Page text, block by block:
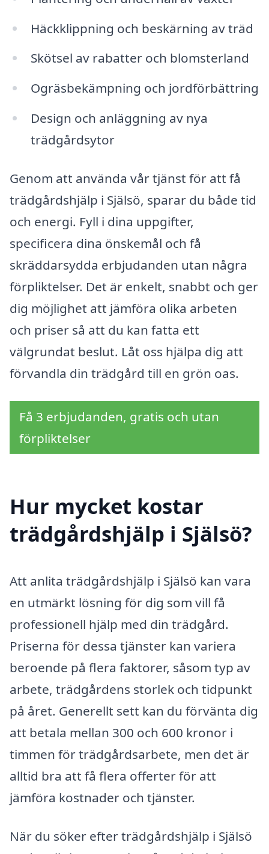
Häckklippning och beskärning av träd
Skötsel av rabatter och blomsterland
Ogräsbekämpning och jordförbättring
Design och anläggning av nya
trädgårdsytor
Genom att använda vår tjänst för att få
trädgårdshjälp i Själsö, sparar du både tid
och energi. Fyll i dina uppgifter,
specificera dina önskemål och få
skräddarsydda erbjudanden utan några
förpliktelser. Det är enkelt, snabbt och ger
dig möjlighet att jämföra olika arbeten
och priser så att du kan fatta ett
välgrundat beslut. Låt oss hjälpa dig att
förvandla din trädgård till en grön oas.
Få 3 erbjudanden, gratis och utan
förpliktelser
Hur mycket kostar
trädgårdshjälp i Själsö?
Att anlita trädgårdshjälp i Själsö kan vara
en utmärkt lösning för dig som vill få
professionell hjälp med din trädgård.
Priserna för dessa tjänster kan variera
beroende på flera faktorer, såsom typ av
arbete, trädgårdens storlek och tidpunkt
på året. Generellt sett kan du förvänta dig
att betala mellan 300 och 600 kronor i
timmen för trädgårdsarbete, men det är
alltid bra att få flera offerter för att
jämföra kostnader och tjänster.
När du söker efter trädgårdshjälp i Själsö